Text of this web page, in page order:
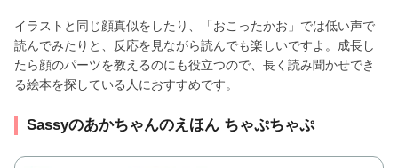
イラストと同じ顔真似をしたり、「おこったかお」では低い声で
読んでみたりと、反応を見ながら読んでも楽しいですよ。成長し
たら顔のパーツを教えるのにも役立つので、長く読み聞かせでき
る絵本を探している人におすすめです。
Sassyのあかちゃんのえほん ちゃぷちゃぷ